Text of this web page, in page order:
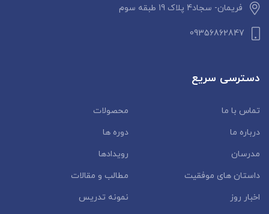
فریمان- سجاد4 پلاک 19 طبقه سوم
09356862847
دسترسی سریع
تماس با ما
محصولات
درباره ما
دوره ها
مدرسان
رویدادها
داستان‌ های موفقیت
مطالب و مقالات
اخبار روز
نمونه تدریس